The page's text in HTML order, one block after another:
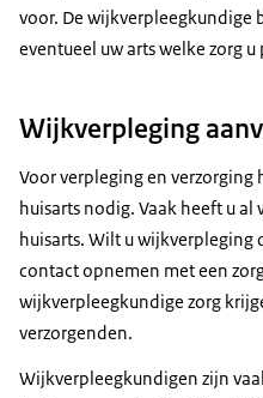
voor. De wijkverpleegkundige
eventueel uw arts welke zorg
Wijkverpleging
Voor verpleging en verzorging
huisarts nodig. Vaak heeft u
huisarts. Wilt u wijkverpleging
contact opnemen met een
wijkverpleegkundige zorg
verzorgenden.
Wijkverpleegkundigen zijn